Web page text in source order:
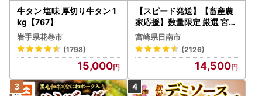
牛タン 塩味 厚切り牛タン 1
kg【767】
岩手県花巻市
(1798)
15,000
【スピード発送】【畜産農
家応援】数量限定 厳選 宮崎
牛 赤身 焼肉 計800g FN-Li
mited-PR_BDV5-26-2W
宮崎県日南市
(2126)
14,500